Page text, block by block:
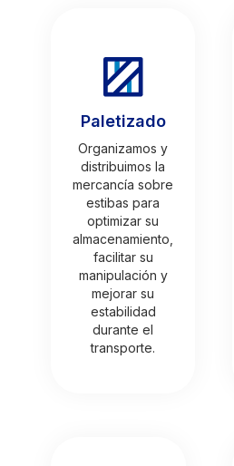
Paletizado
Organizamos y
distribuimos la
mercancía sobre
estibas para
optimizar su
almacenamiento,
facilitar su
manipulación y
mejorar su
estabilidad
durante el
transporte.